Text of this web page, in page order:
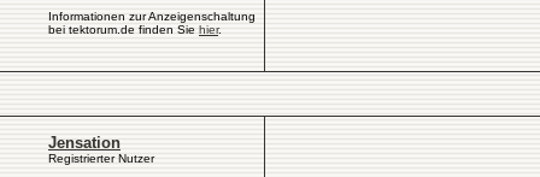
Informationen zur Anzeigenschaltung
bei tektorum.de finden Sie hier.
Jensation
Registrierter Nutzer